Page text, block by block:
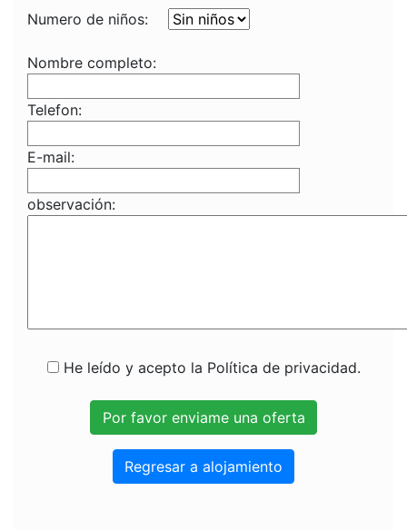
Numero de niños:
Nombre completo:
Telefon:
E-mail:
observación:
He leído y acepto la Política de privacidad.
Regresar a alojamiento